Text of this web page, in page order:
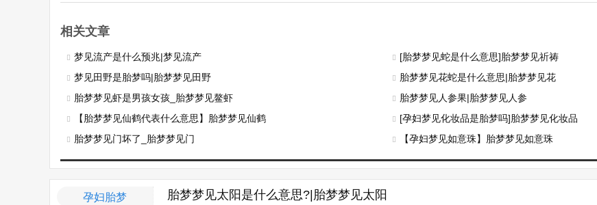
相关文章
梦见流产是什么预兆|梦见流产
[胎梦梦见蛇是什么意思]胎梦梦见祈祷
梦见田野是胎梦吗|胎梦梦见田野
胎梦梦见花蛇是什么意思|胎梦梦见花
胎梦梦见虾是男孩女孩_胎梦梦见鳌虾
胎梦梦见人参果|胎梦梦见人参
【胎梦梦见仙鹤代表什么意思】胎梦梦见仙鹤
[孕妇梦见化妆品是胎梦吗]胎梦梦见化妆品
胎梦梦见门坏了_胎梦梦见门
【孕妇梦见如意珠】胎梦梦见如意珠
孕妇胎梦 胎梦梦见太阳是什么意思?|胎梦梦见太阳